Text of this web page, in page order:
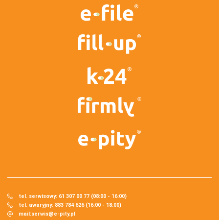
tel. serwisowy: 61 307 00 77 (08:00 - 16:00)
tel. awaryjny: 883 784 626 (16:00 - 18:00)
mail:serwis@e-pity.pl